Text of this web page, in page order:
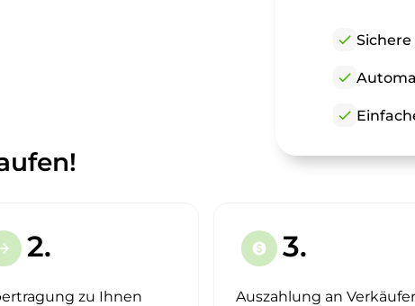
check
check
check
2.
zu Ihnen
paid 3.
Auszahlung an Verkäufer